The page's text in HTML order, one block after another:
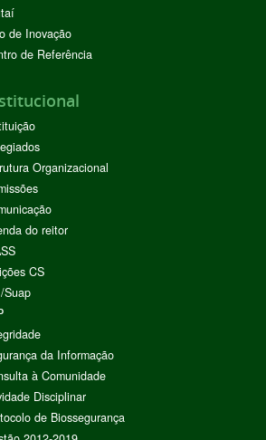
de Inovação
de Referência
Organizacional
do reitor
CS
Suap
da Informação
à Comunidade
Disciplinar
de Biossegurança